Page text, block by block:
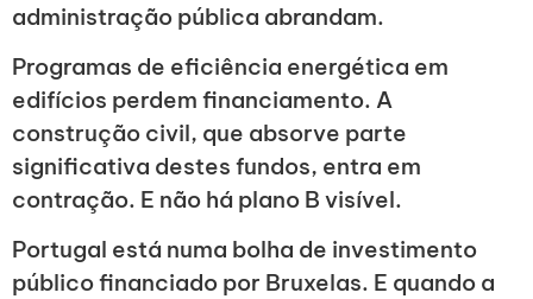
administração pública abrandam.
Programas de eficiência energética em
edifícios perdem financiamento. A
construção civil, que absorve parte
significativa destes fundos, entra em
contração. E não há plano B visível.
Portugal está numa bolha de investimento
público financiado por Bruxelas. E quando a